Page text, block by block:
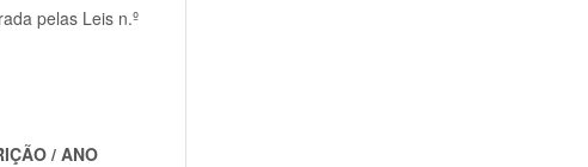
pelas Leis n.º
/ ANO